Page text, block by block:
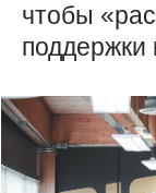
чтобы
поддержки